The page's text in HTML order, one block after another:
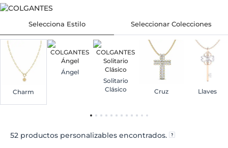
Selecciona Estilo
Charm
Ángel
Solitario
Clásico
Cruz Llaves
Seleccionar Colecciones
52 productos personalizables encontrados.